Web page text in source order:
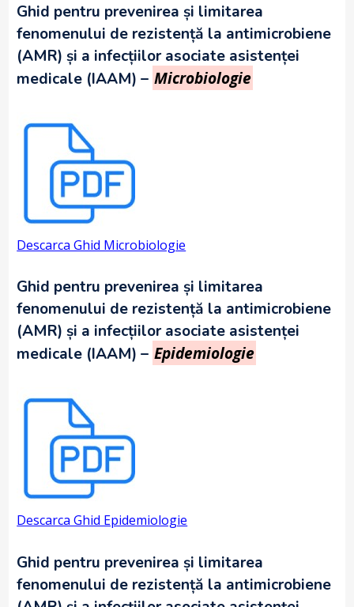
Ghid pentru prevenirea și limitarea
fenomenului de rezistență la antimicrobiene
(AMR) și a infecțiilor asociate asistenței
medicale (IAAM) – Microbiologie
Descarca Ghid Microbiologie
Ghid pentru prevenirea și limitarea
fenomenului de rezistență la antimicrobiene
(AMR) și a infecțiilor asociate asistenței
medicale (IAAM) – Epidemiologie
Descarca Ghid Epidemiologie
Ghid pentru prevenirea și limitarea
fenomenului de rezistență la antimicrobiene